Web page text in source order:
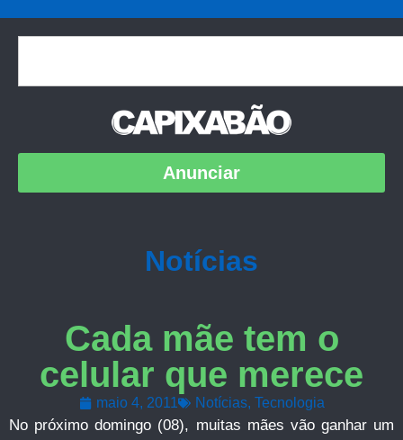
Anunciar
Notícias
Cada mãe tem o
celular que merece
maio 4, 2011 Notícias, Tecnologia
No próximo domingo (08), muitas mães vão ganhar um